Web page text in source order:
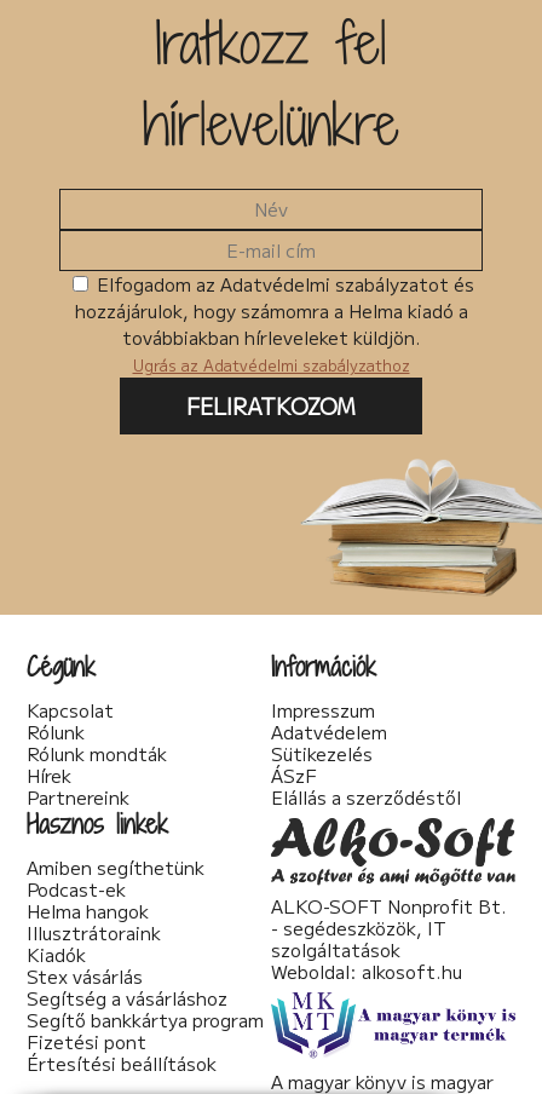
Iratkozz fel
hírlevelünkre
Elfogadom az Adatvédelmi szabályzatot és
hozzájárulok, hogy számomra a Helma kiadó a
továbbiakban hírleveleket küldjön.
Ugrás az Adatvédelmi szabályzathoz
FELIRATKOZOM
Cégünk
Kapcsolat
Rólunk
Rólunk mondták
Hírek
Partnereink
Információk
Impresszum
Adatvédelem
Sütikezelés
ÁSzF
Elállás a szerződéstől
Hasznos linkek
Amiben segíthetünk
Podcast-ek
Helma hangok
Illusztrátoraink
Kiadók
Stex vásárlás
Segítség a vásárláshoz
Segítő bankkártya program
Fizetési pont
Értesítési beállítások
ALKO-SOFT Nonprofit Bt.
- segédeszközök, IT
szolgáltatások
Weboldal: alkosoft.hu
A magyar könyv is magyar